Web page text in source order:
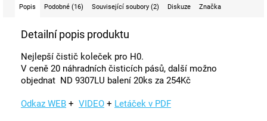
Popis Podobné (16) Související soubory (2) Diskuze Značka
Detailní popis produktu
Nejlepší čistič koleček pro H0.
V ceně 20 náhradních čisticích pásů, další možno
objednat ND 9307LU balení 20ks za 254Kč
Odkaz WEB + VIDEO + Letáček v PDF